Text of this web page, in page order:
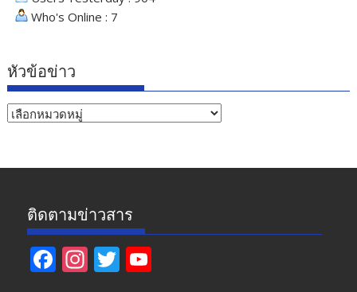
Who's Online : 7
หัวข้อข่าว
หัวข้อ
ติดตามข่าวสาร
F In T